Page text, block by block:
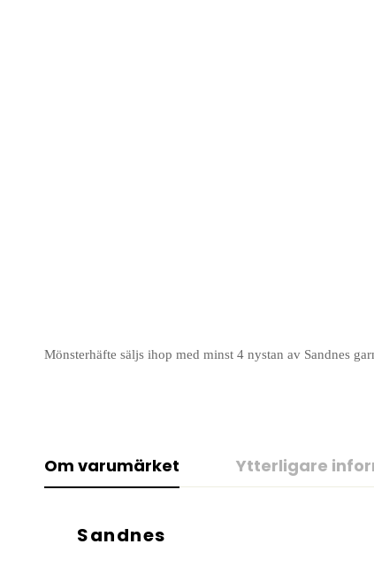
Mönsterhäfte säljs ihop med minst 4 nystan av Sandnes
Om varumärket Ytterligare
Sandnes